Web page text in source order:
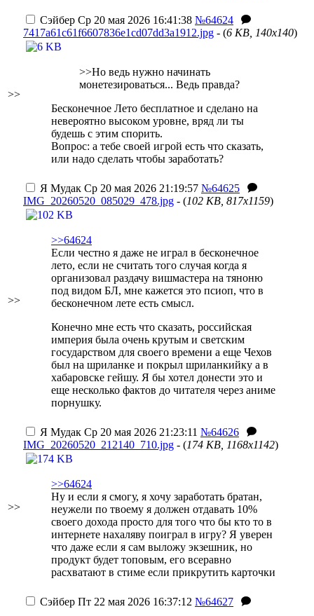
>>
Сэйбер Ср 20 мая 2026 16:41:38 №64624
7417a61c61f6607836e1cd07dd3a1912.jpg - (6 KB, 140x140)
>>Но ведь нужно начинать
монетезироваться... Ведь правда?
Бесконечное Лето бесплатное и сделано на
невероятно высоком уровне, вряд ли ты
будешь с этим спорить.
Вопрос: а тебе своей игрой есть что сказать,
или надо сделать чтобы заработать?
>>
Я Мудак Ср 20 мая 2026 21:19:57 №64625
IMG_20260520_085029_478.jpg - (102 KB, 817x1159)
>>64624
Если честно я даже не играл в бесконечное
лето, если не считать того случая когда я
организовал раздачу вишмастера на тяноню
под видом БЛ, мне кажется это псиоп, что в
бесконечном лете есть смысл.
Конечно мне есть что сказать, российская
империя была очень крутым и светским
государством для своего времени а еще Чехов
был на шриланке и покрыл шриланкийку а в
хабаровске гейшу. Я бы хотел донести это и
еще несколько фактов до читателя через аниме
порнушку.
>>
Я Мудак Ср 20 мая 2026 21:23:11 №64626
IMG_20260520_212140_710.jpg - (174 KB, 1168x1142)
>>64624
Ну и если я смогу, я хочу заработать братан,
неужели по твоему я должен отдавать 10%
своего дохода просто для того что бы кто то в
интернете нахаляву поиграл в игру? Я уверен
что даже если я сам выложу экзешник, но
продукт будет топовым, его всеравно
расхватают в стиме если прикрутить карточки
Сэйбер Пт 22 мая 2026 16:37:12 №64627